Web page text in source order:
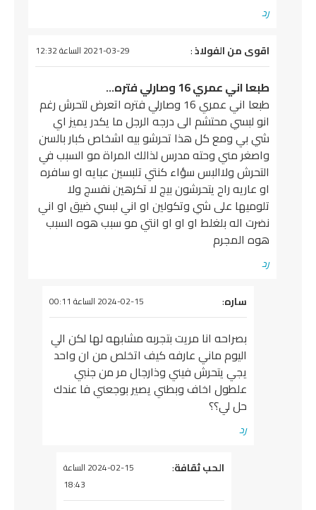
رد
يقول
اقوى من الفولاذ: 2021-03-29 الساعة 12:32
طبعا اني عمري 16 وصارلي فتره…
طبعا اني عمري 16 وصارلي فتره اتعرض لتحرش رغم
انو لبسي محتشم الى درجه الرجل ما يكدر يميز اي
شي بي ومع كل هذا تحرشو بيه اشخاص كبار بالسن
واصغر مني وحته مدرس لذالك المراة مو السبب في
التحرش ولاالبس سؤاء كنتي تلبسين عبايه او سافره
او عاريه راح يتحرشون بيج لا تكرهين نفسج ولا
تلوميها على شي وتكولين او اني لبسي ضيق او اني
نضرت اله بلغلط او او او انتي مو سبب هوه السبب
هوه المجرم
رد
يقول
ساره: 2024-02-15 الساعة 00:11
بصراحه انا مريت بتجربه مشابهه لها لكن الي
اليوم ماني عارفه كيف اتخلص من ان واحد
يجي يتحرش فيني وذارجال مر من جنبي
علطول اخاف وبطني يصير بوجعني فا عندك
حل لي؟؟
رد
يقول
الحب ثقافة:
2024-02-15 الساعة
18:43